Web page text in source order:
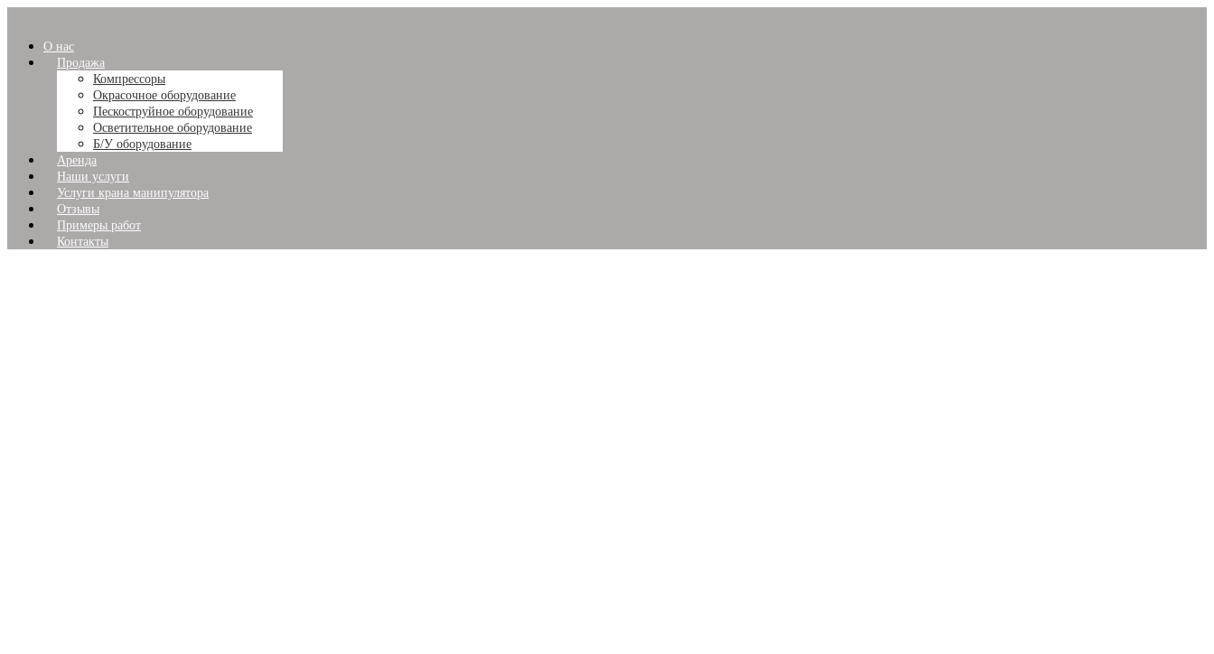
О нас
Продажа
Компрессоры
Окрасочное оборудование
Пескоструйное оборудование
Осветительное оборудование
Б/У оборудование
Аренда
Наши услуги
Услуги крана манипулятора
Отзывы
Примеры работ
Контакты